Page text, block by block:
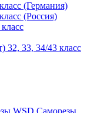
(Германия)
(Россия)
32, 33, 34/43 класс
WSD Саморезы